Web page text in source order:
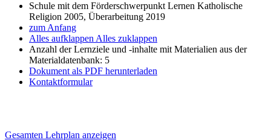
Schule mit dem Förderschwerpunkt Lernen Katholische
Religion 2005, Überarbeitung 2019
zum Anfang
Alles aufklappen Alles zuklappen
Anzahl der Lernziele und -inhalte mit Materialien aus der
Materialdatenbank: 5
Dokument als PDF herunterladen
Kontaktformular
Gesamten Lehrplan anzeigen